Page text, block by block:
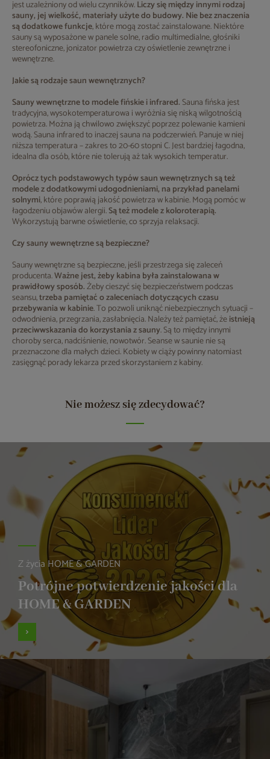
jest uzależniony od wielu czynników.Liczy się między innymi rodzaj
sauny, jej wielkość, materiały użyte do budowy. Nie bez znaczenia
są dodatkowe funkcje, które mogą zostać zainstalowane. Niektóre
sauny są wyposażone w panele solne, radio multimedialne, głośniki
stereofoniczne, jonizator powietrza czy oświetlenie zewnętrzne i
wewnętrzne.
Jakie są rodzaje saun wewnętrznych?
Sauny wewnętrzne to modele fińskie i infrared.Sauna fińska jest
tradycyjna, wysokotemperaturowa i wyróżnia się niską wilgotnością
powietrza. Można ją chwilowo zwiększyć poprzez polewanie kamieni
wodą. Sauna infrared to inaczej sauna na podczerwień. Panuje w niej
niższa temperatura – zakres to 20-60 stopni C. Jest bardziej łagodna,
idealna dla osób, które nie tolerują aż tak wysokich temperatur.
Oprócz tych podstawowych typów saun wewnętrznych są też
modele z dodatkowymi udogodnieniami, na przykład panelami
solnymi, które poprawią jakość powietrza w kabinie. Mogą pomóc w
łagodzeniu objawów alergii.Są też modele z koloroterapią.
Wykorzystują barwne oświetlenie, co sprzyja relaksacji.
Czy sauny wewnętrzne są bezpieczne?
Sauny wewnętrzne są bezpieczne, jeśli przestrzega się zaleceń
producenta.Ważne jest, żeby kabina była zainstalowana w
prawidłowy sposób.Żeby cieszyć się bezpieczeństwem podczas
seansu,trzeba pamiętać o zaleceniach dotyczących czasu
przebywania w kabinie. To pozwoli uniknąć niebezpiecznych sytuacji –
odwodnienia, przegrzania, zasłabnięcia. Należy też pamiętać, żeistnieją
przeciwwskazania do korzystania z sauny. Są to między innymi
choroby serca, nadciśnienie, nowotwór. Seanse w saunie nie są
przeznaczone dla małych dzieci. Kobiety w ciąży powinny natomiast
zasięgnąć porady lekarza przed skorzystaniem z kabiny.
Nie możesz się zdecydować?
Z życia HOME & GARDEN
Potrójne potwierdzenie jakości dla
HOME & GARDEN